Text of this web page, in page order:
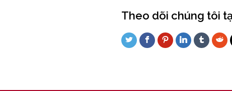
Theo dõi chúng tôi